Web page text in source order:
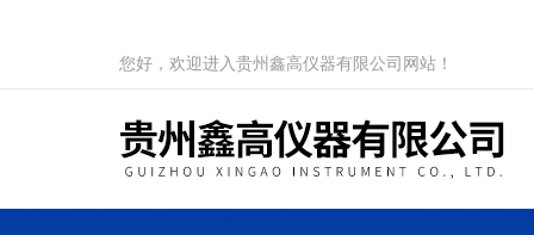
您好，欢迎进入贵州鑫高仪器有限公司网站！